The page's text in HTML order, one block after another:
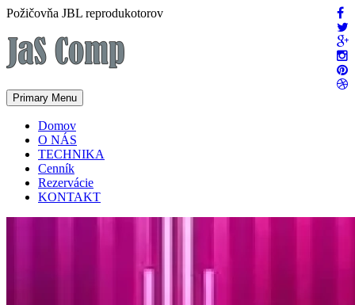
Skip
content
Požičovňa JBL reprodukotorov
Primary Menu
Domov
O NÁS
TECHNIKA
Cenník
Rezervácie
KONTAKT